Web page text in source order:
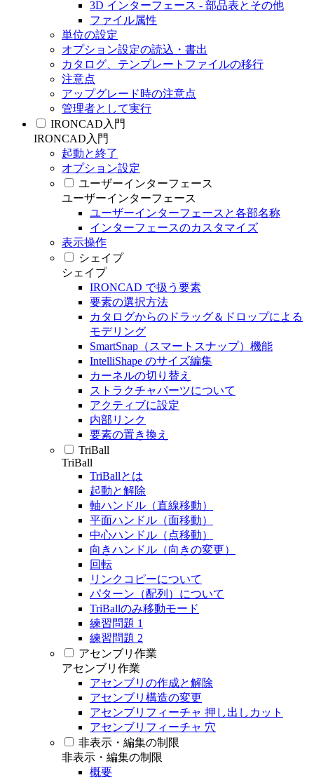
3D インターフェース - 部品表とその他
ファイル属性
単位の設定
オプション設定の読込・書出
カタログ、テンプレートファイルの移行
注意点
アップグレード時の注意点
管理者として実行
IRONCAD入門
IRONCAD入門
起動と終了
オプション設定
ユーザーインターフェース
ユーザーインターフェース
ユーザーインターフェースと各部名称
インターフェースのカスタマイズ
表示操作
シェイプ
シェイプ
IRONCAD で扱う要素
要素の選択方法
カタログからのドラッグ＆ドロップによる
モデリング
SmartSnap（スマートスナップ）機能
IntelliShape のサイズ編集
カーネルの切り替え
ストラクチャパーツについて
アクティブに設定
内部リンク
要素の置き換え
TriBall
TriBall
TriBallとは
起動と解除
軸ハンドル（直線移動）
平面ハンドル（面移動）
中心ハンドル（点移動）
向きハンドル（向きの変更）
回転
リンクコピーについて
パターン（配列）について
TriBallのみ移動モード
練習問題 1
練習問題 2
アセンブリ作業
アセンブリ作業
アセンブリの作成と解除
アセンブリ構造の変更
アセンブリフィーチャ 押し出しカット
アセンブリフィーチャ 穴
非表示・編集の制限
非表示・編集の制限
概要